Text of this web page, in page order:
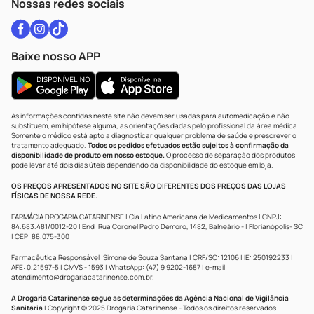
Nossas redes sociais
Baixe nosso APP
As informações contidas neste site não devem ser usadas para automedicação e não
substituem, em hipótese alguma, as orientações dadas pelo profissional da área médica.
Somente o médico está apto a diagnosticar qualquer problema de saúde e prescrever o
tratamento adequado. Todos os pedidos efetuados estão sujeitos à confirmação da
disponibilidade de produto em nosso estoque.O processo de separação dos produtos
pode levar até dois dias úteis dependendo da disponibilidade do estoque em loja.
OS PREÇOS APRESENTADOS NO SITE SÃO DIFERENTES DOS PREÇOS DAS LOJAS
FÍSICAS DE NOSSA REDE.
FARMÁCIA DROGARIA CATARINENSE | Cia Latino Americana de Medicamentos | CNPJ:
84.683.481/0012-20 | End: Rua Coronel Pedro Demoro, 1482, Balneário - | Florianópolis- SC
| CEP: 88.075-300
Farmacêutica Responsável: Simone de Souza Santana | CRF/SC: 12106 | IE: 250192233 |
AFE: 0.21597-5 | CMVS - 1593 | WhatsApp: (47) 9 9202-1687 | e-mail:
atendimento@drogariacatarinense.com.br.
A Drogaria Catarinense segue as determinações da Agência Nacional de Vigilância
Sanitária | Copyright © 2025 Drogaria Catarinense - Todos os direitos reservados.